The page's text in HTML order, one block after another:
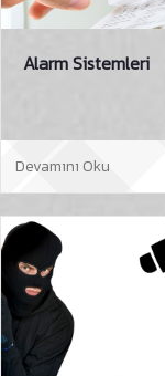
Alarm Sistemleri
Devamını Oku